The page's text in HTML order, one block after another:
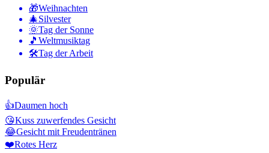
🎁Weihnachten
🎄Silvester
🌞Tag der Sonne
🎵 Weltmusiktag
🛠Tag der Arbeit
Populär
👍Daumen hoch
😘Kuss zuwerfendes Gesicht
😂Gesicht mit Freudentränen
❤️Rotes Herz